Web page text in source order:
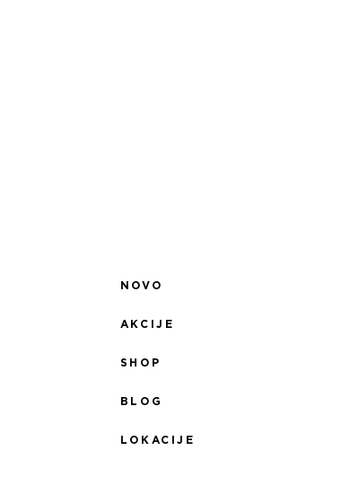
NOVO
AKCIJE
SHOP
BLOG
LOKACIJE